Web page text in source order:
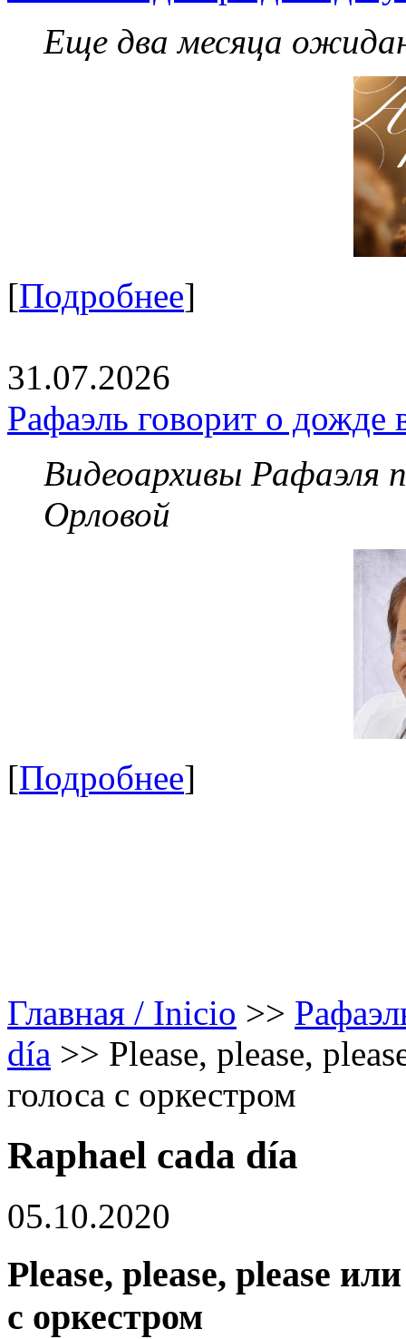
Еще два месяца
[Подробнее]
31.07.2026
Рафаэль говорит о дожде
Видеоархивы Рафаэля
Орловой
[Подробнее]
Главная / Inicio >>
día >> Please, please,
голоса с оркестром
Raphael cada día
05.10.2020
Please, please, please
с оркестром